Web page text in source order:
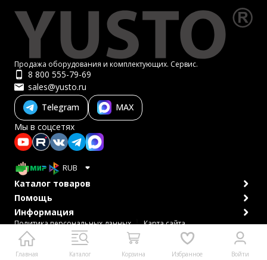
Главная Каталог Корзина Избранное Войти
Продажа оборудования и комплектующих. Сервис.
8 800 555-79-69
sales@yusto.ru
Telegram
MAX
Мы в соцсетях
RUB
Каталог товаров
Помощь
Информация
Политика персональных данных
Карта сайта
© 2007-2026 ЮСТО